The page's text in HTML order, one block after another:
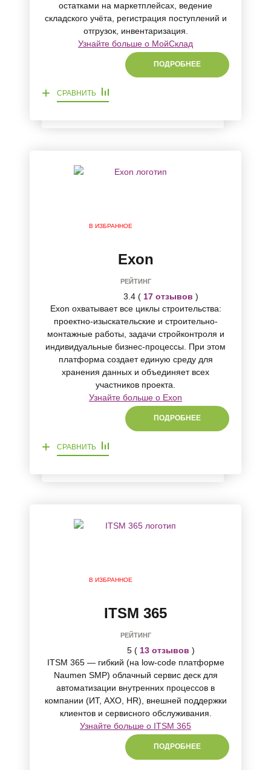
остатками на маркетплейсах, ведение
складского учёта, регистрация поступлений и
отгрузок, инвентаризация.
Узнайте больше о МойСклад
ПОДРОБНЕЕ
+ СРАВНИТЬ
В ИЗБРАННОЕ
Exon
РЕЙТИНГ
3.4 ( 17 отзывов )
Exon охватывает все циклы строительства:
проектно-изыскательские и строительно-
монтажные работы, задачи стройконтроля и
индивидуальные бизнес-процессы. При этом
платформа создает единую среду для
хранения данных и объединяет всех
участников проекта.
Узнайте больше о Exon
ПОДРОБНЕЕ
+ СРАВНИТЬ
В ИЗБРАННОЕ
ITSM 365
РЕЙТИНГ
5 ( 13 отзывов )
ITSM 365 — гибкий (на low-code платформе
Naumen SMP) облачный сервис деск для
автоматизации внутренних процессов в
компании (ИТ, АХО, HR), внешней поддержки
клиентов и сервисного обслуживания.
Узнайте больше о ITSM 365
ПОДРОБНЕЕ